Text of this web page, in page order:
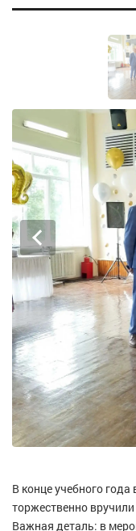
В конце учебного
торжественно
Важная деталь: в